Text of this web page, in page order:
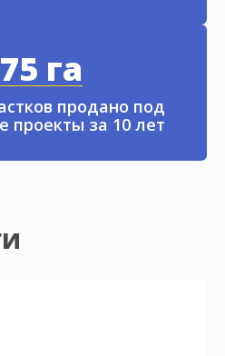
га
продано под
проекты за 10 лет